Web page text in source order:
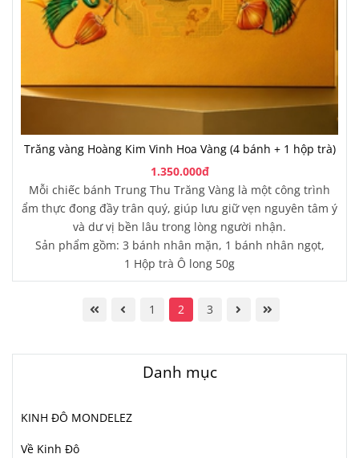
Trăng vàng Hoàng Kim Vinh Hoa Vàng (4 bánh + 1 hộp trà)
1.350.000đ
Mỗi chiếc bánh Trung Thu Trăng Vàng là một công trình
ẩm thực đong đầy trân quý, giúp lưu giữ vẹn nguyên tâm ý
và dư vị bền lâu trong lòng người nhận.
Sản phẩm gồm: 3 bánh nhân mặn, 1 bánh nhân ngọt,
1 Hộp trà Ô long 50g
1 2 3
Danh mục
KINH ĐÔ MONDELEZ
Về Kinh Đô